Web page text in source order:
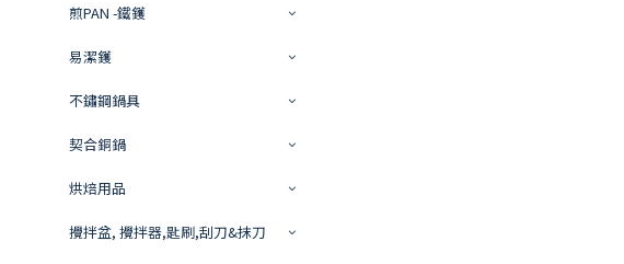
煎PAN -鐵鑊
易潔鑊
不鏽鋼鍋具
契合銅鍋
烘焙用品
攪拌盆, 攪拌器,匙刷,刮刀&抹刀